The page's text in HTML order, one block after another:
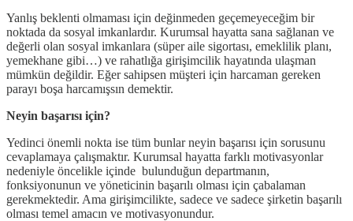
Yanlış beklenti olmaması için değinmeden geçemeyeceğim bir
noktada da sosyal imkanlardır. Kurumsal hayatta sana sağlanan ve
değerli olan sosyal imkanlara (süper aile sigortası, emeklilik planı,
yemekhane gibi…) ve rahatlığa girişimcilik hayatında ulaşman
mümkün değildir. Eğer sahipsen müşteri için harcaman gereken
parayı boşa harcamışsın demektir.
Neyin başarısı için?
Yedinci önemli nokta ise tüm bunlar neyin başarısı için sorusunu
cevaplamaya çalışmaktır. Kurumsal hayatta farklı motivasyonlar
nedeniyle öncelikle içinde bulunduğun departmanın,
fonksiyonunun ve yöneticinin başarılı olması için çabalaman
gerekmektedir. Ama girişimcilikte, sadece ve sadece şirketin başarılı
olması temel amacın ve motivasyonundur.